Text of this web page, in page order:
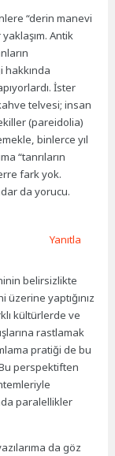
“derin manevi
Antik
İster
telvesi; insan
(pareidolia)
binlerce yıl
“tanrıların
fark yok.
da yorucu.
belirsizlikte
yaptığınız
kültürlerde ve
rastlamak
pratiği de bu
perspektiften
paralellikler
da göz
Yanıtla